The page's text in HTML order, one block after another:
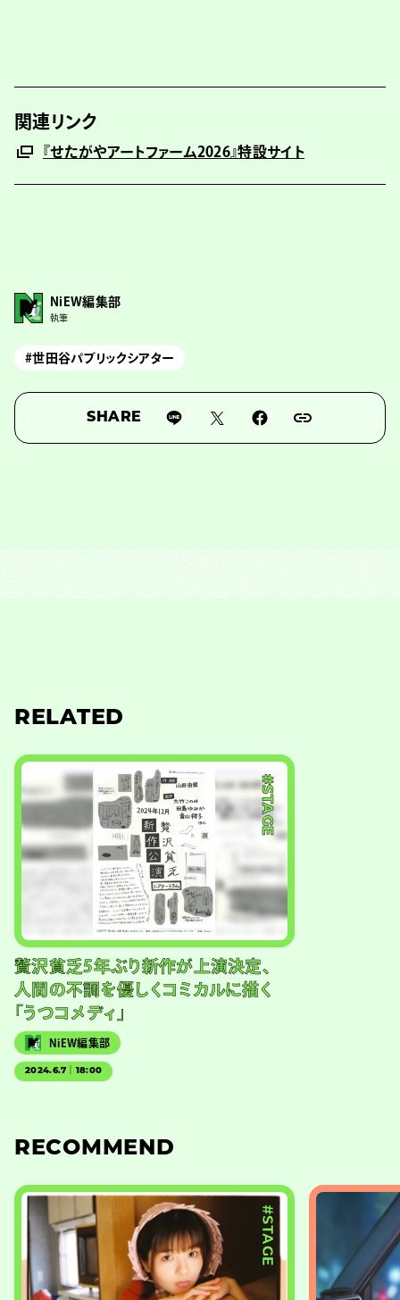
関連リンク
『せたがやアートファーム2026』特設サイト
NiEW編集部
執筆
#世田谷パブリックシアター
SHARE
RELATED
#STAGE
贅沢貧乏5年ぶり新作が上演決定、
人間の不調を優しくコミカルに描く
「うつコメディ」
NiEW編集部
2024.6.7｜18:00
RECOMMEND
#STAGE